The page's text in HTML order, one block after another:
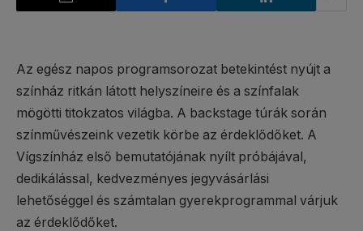
Az egész napos programsorozat betekintést nyújt a
színház ritkán látott helyszíneire és a színfalak
mögötti titokzatos világba. A backstage túrák során
színművészeink vezetik körbe az érdeklődőket. A
Vígszínház első bemutatójának nyílt próbájával,
dedikálással, kedvezményes jegyvásárlási
lehetőséggel és számtalan gyerekprogrammal várjuk
az érdeklődőket.